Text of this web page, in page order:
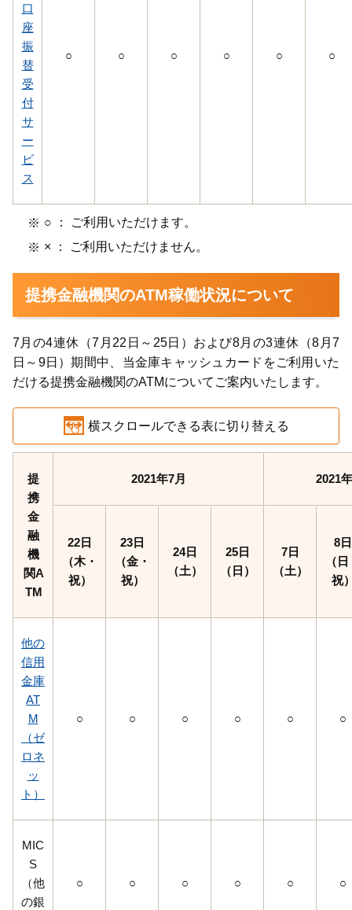
口
座
振
替
受
付
サ
ー
ビ
ス
○ ○ ○ ○ ○ ○
○ ： ご利用いただけます。
× ： ご利用いただけません。
提携金融機関のATM稼働状況について
7月の4連休（7月22日～25日）および8月の3連休（8月7
日～9日）期間中、当金庫キャッシュカードをご利用いた
だける提携金融機関のATMについてご案内いたします。
横スクロールできる表に切り替える
提
携
金
融
機
関A
TM
2021年7月 2021
22日
（木・
祝）
23日
（金・
祝）
24日
（土）
25日
（日）
7日
（土）
8日
（
祝
他の
信用
金庫
AT
M
（ゼ
ロネ
ッ
ト）
○ ○ ○ ○ ○ ○
MIC
S
（他
の銀
○ ○ ○ ○ ○ ○